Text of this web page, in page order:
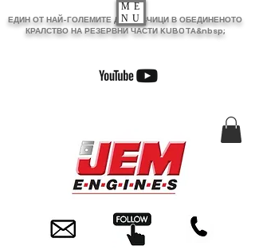
ЕДИН ОТ НАЙ-ГОЛЕМИТЕ ДОСТАВЧИЦИ В ОБЕДИНЕНОТО
КРАЛСТВО НА РЕЗЕРВНИ ЧАСТИ KUBOTA&nbsp;
ME
NU